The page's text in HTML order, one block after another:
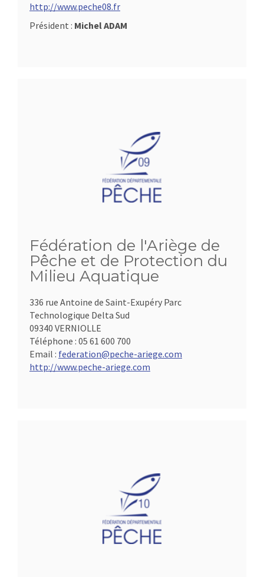
http://www.peche08.fr
Président : Michel ADAM
Fédération de l'Ariège de
Pêche et de Protection du
Milieu Aquatique
336 rue Antoine de Saint-Exupéry Parc
Technologique Delta Sud
09340 VERNIOLLE
Téléphone : 05 61 600 700
Email : federation@peche-ariege.com
http://www.peche-ariege.com